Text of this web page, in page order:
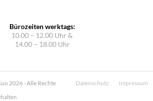
Bürozeiten werktags:
10.00 – 12.00 Uhr &
14.00 – 18.00 Uhr
2026 - Alle Rechte
Datenschutz Impressum